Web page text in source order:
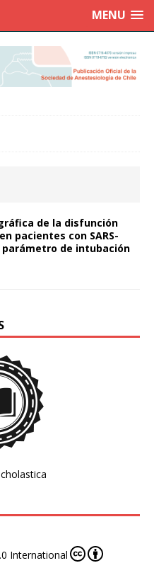
MENU
de la disfunción
pacientes con SARS-
parámetro de intubación
International